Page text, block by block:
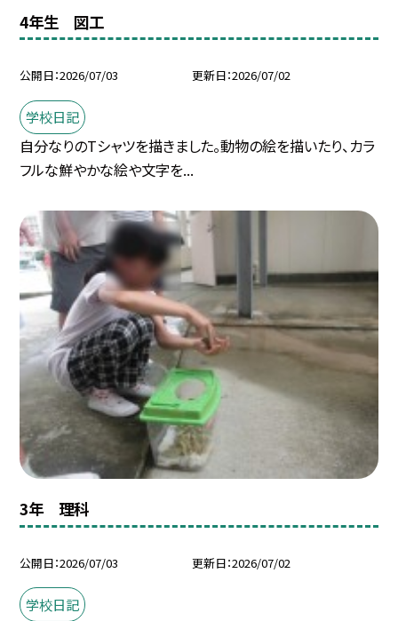
4年生 図工
公開日 2026/07/03 更新日 2026/07/02
学校日記
自分なりのTシャツを描きました。動物の絵を描いたり、カラ
フルな鮮やかな絵や文字を...
3年 理科
公開日 2026/07/03 更新日 2026/07/02
学校日記